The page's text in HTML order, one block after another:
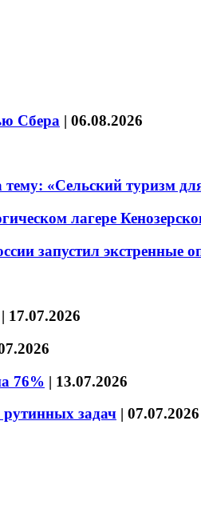
Сбера | 06.08.2026
«Сельский туризм
лагере
запустил экстренные
| 17.07.2026
76% | 13.07.2026
задач | 07.07.2026